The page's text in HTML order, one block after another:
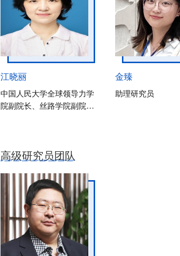
江晓丽
中国人民大学全球领导力学
院副院长、丝路学院副院长
金臻
助理研究员
高级研究员团队